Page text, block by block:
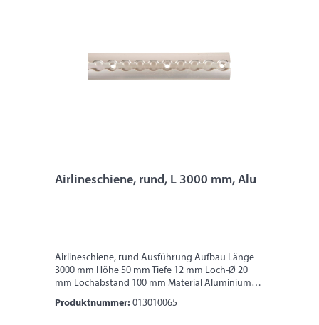
Airlineschiene, rund, L 3000 mm, Alu
Airlineschiene, rund Ausführung Aufbau Länge
3000 mm Höhe 50 mm Tiefe 12 mm Loch-Ø 20
mm Lochabstand 100 mm Material Aluminium
der Zurrschiene ist abhängig von der
Produktnummer: 013010065